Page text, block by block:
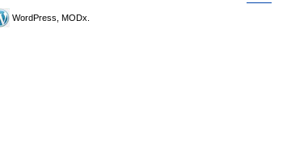
WordPress, MODx.